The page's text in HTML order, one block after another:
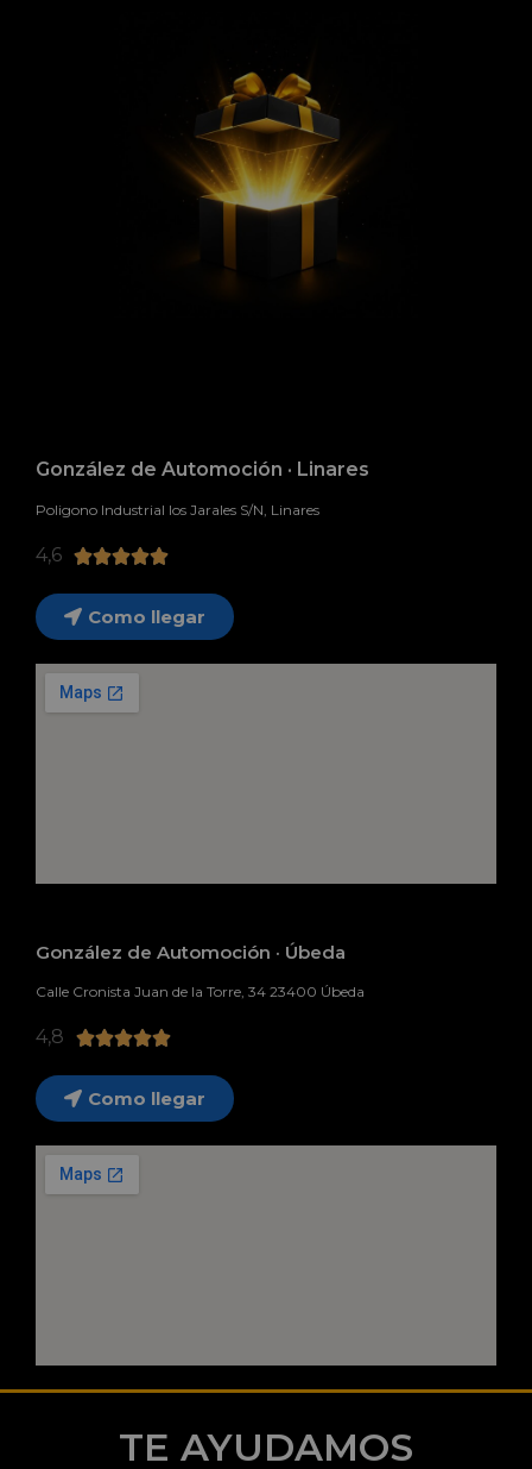
González de Automoción · Linares
Poligono Industrial los Jarales S/N, Linares
4,6 
Como llegar
González de Automoción · Úbeda
Calle Cronista Juan de la Torre, 34 23400 Úbeda
4,8 
Como llegar
TE AYUDAMOS